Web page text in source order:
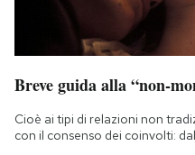
Breve guida alla “non-
Cioè ai tipi di relazioni non
con il consenso dei coinvolti: